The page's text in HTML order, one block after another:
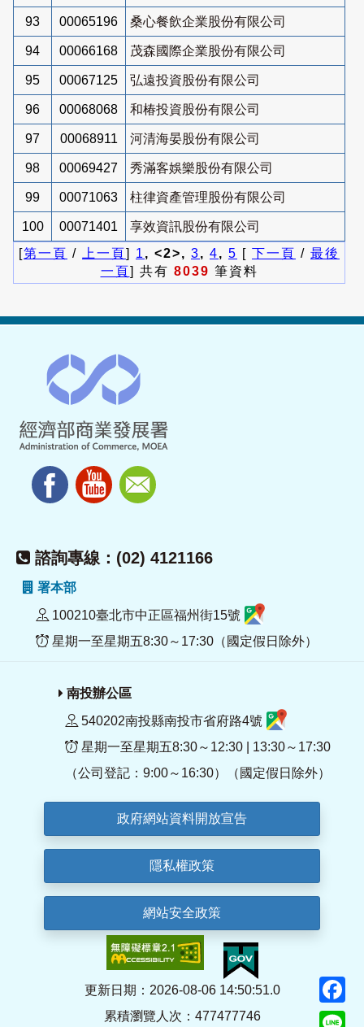
93 00065196 桑心餐飲企業股份有限公司
94 00066168 茂森國際企業股份有限公司
95 00067125 弘遠投資股份有限公司
96 00068068 和椿投資股份有限公司
97 00068911 河清海晏股份有限公司
98 00069427 秀滿客娛樂股份有限公司
99 00071063 柱律資產管理股份有限公司
100 00071401
享效資訊股份有限公司
[第一頁 / 上一頁] 1 , <2>, 3, 4, 5 [ 下一頁 / 最後
一頁] 共有 8039 筆資料
諮詢專線：(02) 4121166
署本部
100210臺北市中正區福州街15號
星期一至星期五8:30～17:30（國定假日除外）
南投辦公區
540202南投縣南投市省府路4號
星期一至星期五8:30～12:30 | 13:30～17:30
（公司登記：9:00～16:30）（國定假日除外）
政府網站資料開放宣告
隱私權政策
網站安全政策
更新日期：2026-08-06 14:50:51.0
累積瀏覽人次：477477746